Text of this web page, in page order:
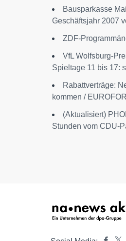
Bausparkasse
Geschäftsjahr 2007
ZDF-
VfL Wolfsburg-
Spieltage 11 bis 17:
Rabattverträge:
kommen /
(Aktualisiert)
Stunden vom CDU-